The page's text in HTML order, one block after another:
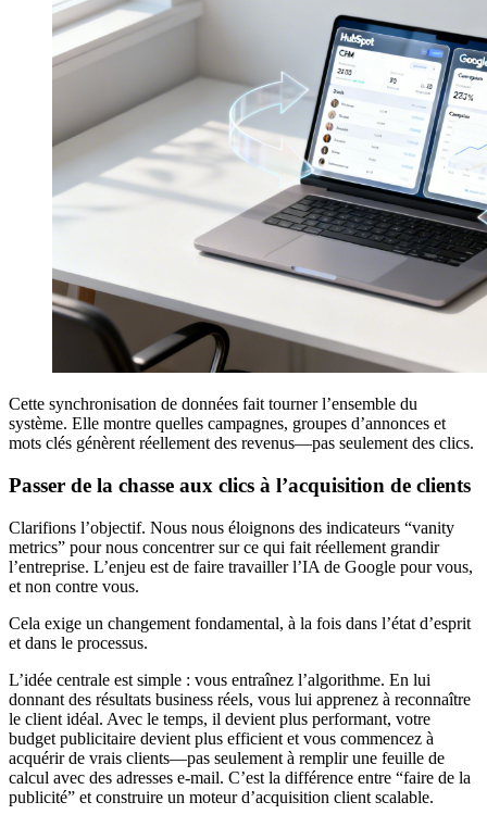
Cette synchronisation de données fait tourner l’ensemble du
système. Elle montre quelles campagnes, groupes d’annonces et
mots clés génèrent réellement des revenus—pas seulement des clics.
Passer de la chasse aux clics à l’acquisition de clients
Clarifions l’objectif. Nous nous éloignons des indicateurs “vanity
metrics” pour nous concentrer sur ce qui fait réellement grandir
l’entreprise. L’enjeu est de faire travailler l’IA de Google pour vous,
et non contre vous.
Cela exige un changement fondamental, à la fois dans l’état d’esprit
et dans le processus.
L’idée centrale est simple : vous entraînez l’algorithme. En lui
donnant des résultats business réels, vous lui apprenez à reconnaître
le client idéal. Avec le temps, il devient plus performant, votre
budget publicitaire devient plus efficient et vous commencez à
acquérir de vrais clients—pas seulement à remplir une feuille de
calcul avec des adresses e-mail. C’est la différence entre “faire de la
publicité” et construire un moteur d’acquisition client scalable.